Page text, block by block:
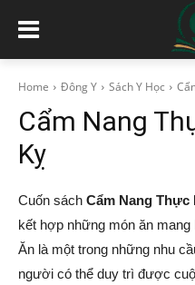
Home Đông Y Sách Y Học
Cẩm Nang
Kỵ
Cuốn sách Cẩm Nang Thực
kết hợp những món ăn
Ăn là một trong những nhu
người có thể duy trì được